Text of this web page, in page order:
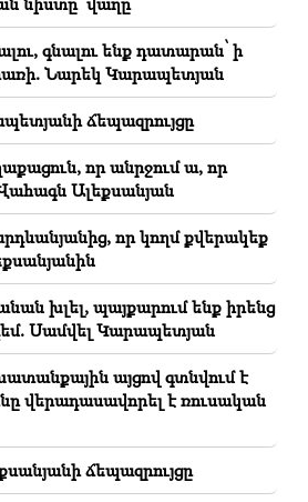
սկզբունքներով.
Տեր-Պետրոսյանի
հանուն երկրի ոչինչ չի
գնալու ենք դատարան՝ ի
Նարեկ Կարապետյան
ճեպազրույցը
որ անրջում ա, որ
Ալեքսանյան
որ կողմ քվերակեք
խլել, պայքարում ենք իրենց
Սամվել Կարապետյան
այցով գտնվում է
վերադասավորել է ռուսական
ճեպազրույցը